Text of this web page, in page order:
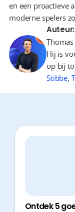
en een proactieve
moderne spelers
Auteur:
Hij is
op bij
Stibbe,
Ontdek 5